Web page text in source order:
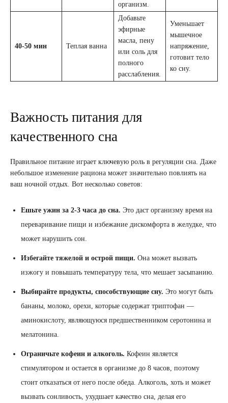
организм.
40-50 мин Теплая ванна
Добавьте
эфирные
масла, пену
или соль для
полного
расслабления.
Уменьшает
мышечное
напряжение,
готовит тело
ко сну.
Важность питания для
качественного сна
Правильное питание играет ключевую роль в регуляции сна. Даже
небольшое изменение рациона может значительно повлиять на
ваш ночной отдых. Вот несколько советов:
Ешьте ужин за 2-3 часа до сна. Это даст организму время на
переваривание пищи и избежание дискомфорта в желудке, что
может нарушить сон.
Избегайте тяжелой и острой пищи. Она может вызвать
изжогу и повышать температуру тела, что мешает засыпанию.
Выбирайте продукты, способствующие сну. Это могут быть
бананы, молоко, орехи, которые содержат триптофан —
аминокислоту, являющуюся предшественником серотонина и
мелатонина.
Ограничьте кофеин и алкоголь. Кофеин является
стимулятором и остается в организме до 8 часов, поэтому
стоит отказаться от него после обеда. Алкоголь, хоть и может
вызвать сонливость, ухудшает качество сна, делая его